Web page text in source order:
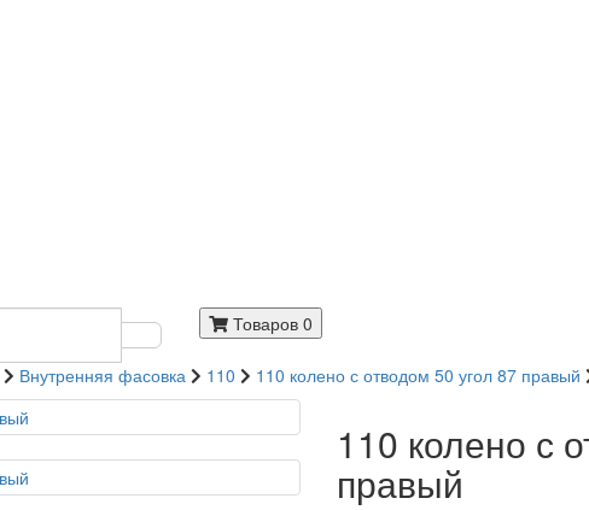
Товаров 0
Внутренняя фасовка 110 110 колено с отводом 50 угол 87 правый
110 колено с
правый